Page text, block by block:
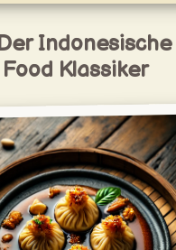
Food Klassiker